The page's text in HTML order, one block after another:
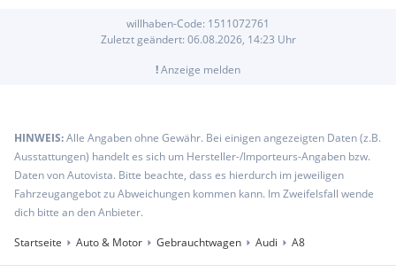
willhaben-Code: 1511072761
Zuletzt geändert: 06.08.2026, 14:23 Uhr
!Anzeige melden
HINWEIS:Alle Angaben ohne Gewähr. Bei einigen angezeigten Daten (z.B.
Ausstattungen) handelt es sich um Hersteller-/Importeurs-Angaben bzw.
Daten von Autovista. Bitte beachte, dass es hierdurch im jeweiligen
Fahrzeugangebot zu Abweichungen kommen kann. Im Zweifelsfall wende
dich bitte an den Anbieter.
Startseite
Auto & Motor Gebrauchtwagen Audi A8